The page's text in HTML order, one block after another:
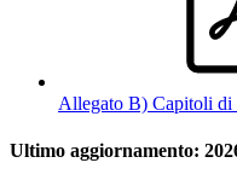
Allegato B) Capitoli di
Ultimo aggiornamento: